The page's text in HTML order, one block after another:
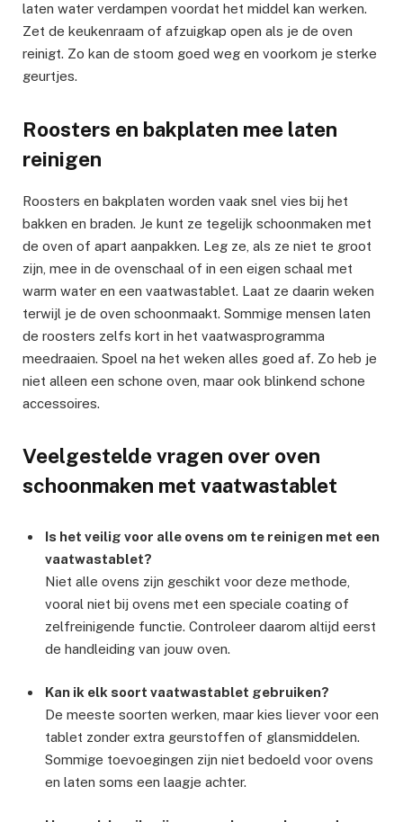
laten water verdampen voordat het middel kan werken.
Zet de keukenraam of afzuigkap open als je de oven
reinigt. Zo kan de stoom goed weg en voorkom je sterke
geurtjes.
Roosters en bakplaten mee laten
reinigen
Roosters en bakplaten worden vaak snel vies bij het
bakken en braden. Je kunt ze tegelijk schoonmaken met
de oven of apart aanpakken. Leg ze, als ze niet te groot
zijn, mee in de ovenschaal of in een eigen schaal met
warm water en een vaatwastablet. Laat ze daarin weken
terwijl je de oven schoonmaakt. Sommige mensen laten
de roosters zelfs kort in het vaatwasprogramma
meedraaien. Spoel na het weken alles goed af. Zo heb je
niet alleen een schone oven, maar ook blinkend schone
accessoires.
Veelgestelde vragen over oven
schoonmaken met vaatwastablet
Is het veilig voor alle ovens om te reinigen met een
vaatwastablet?
Niet alle ovens zijn geschikt voor deze methode,
vooral niet bij ovens met een speciale coating of
zelfreinigende functie. Controleer daarom altijd eerst
de handleiding van jouw oven.
Kan ik elk soort vaatwastablet gebruiken?
De meeste soorten werken, maar kies liever voor een
tablet zonder extra geurstoffen of glansmiddelen.
Sommige toevoegingen zijn niet bedoeld voor ovens
en laten soms een laagje achter.